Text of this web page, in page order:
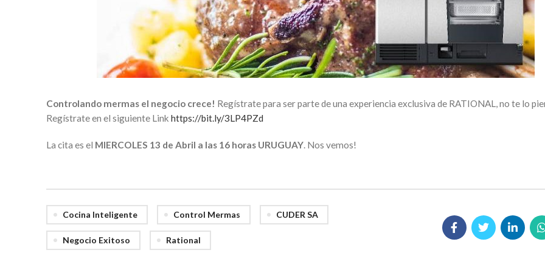
Controlando mermas el negocio crece! Regístrate para ser parte de una experiencia exclusiva de RATIONAL, no te lo
Regístrate en el siguiente Link https://bit.ly/3LP4PZd
La cita es el MIERCOLES 13 de Abril a las 16 horas URUGUAY. Nos vemos!
Cocina Inteligente Control Mermas CUDER SA
Negocio Exitoso Rational